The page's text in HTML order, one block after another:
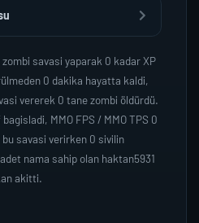
savasi yaparak 0 kadar XP
0 dakika hayatta kaldi,
vererek 0 tane zombi öldürdü.
MMO FPS / MMO TPS 0
savasi verirken 0 sivilin
nama sahip olan haktan5931
akitti.